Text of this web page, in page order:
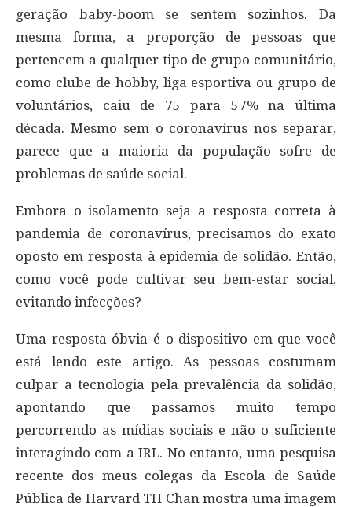
geração baby-boom se sentem sozinhos. Da
mesma forma, a proporção de pessoas que
pertencem a qualquer tipo de grupo comunitário,
como clube de hobby, liga esportiva ou grupo de
voluntários, caiu de 75 para 57% na última
década. Mesmo sem o coronavírus nos separar,
parece que a maioria da população sofre de
problemas de saúde social.
Embora o isolamento seja a resposta correta à
pandemia de coronavírus, precisamos do exato
oposto em resposta à epidemia de solidão. Então,
como você pode cultivar seu bem-estar social,
evitando infecções?
Uma resposta óbvia é o dispositivo em que você
está lendo este artigo. As pessoas costumam
culpar a tecnologia pela prevalência da solidão,
apontando que passamos muito tempo
percorrendo as mídias sociais e não o suficiente
interagindo com a IRL. No entanto, uma pesquisa
recente dos meus colegas da Escola de Saúde
Pública de Harvard TH Chan mostra uma imagem